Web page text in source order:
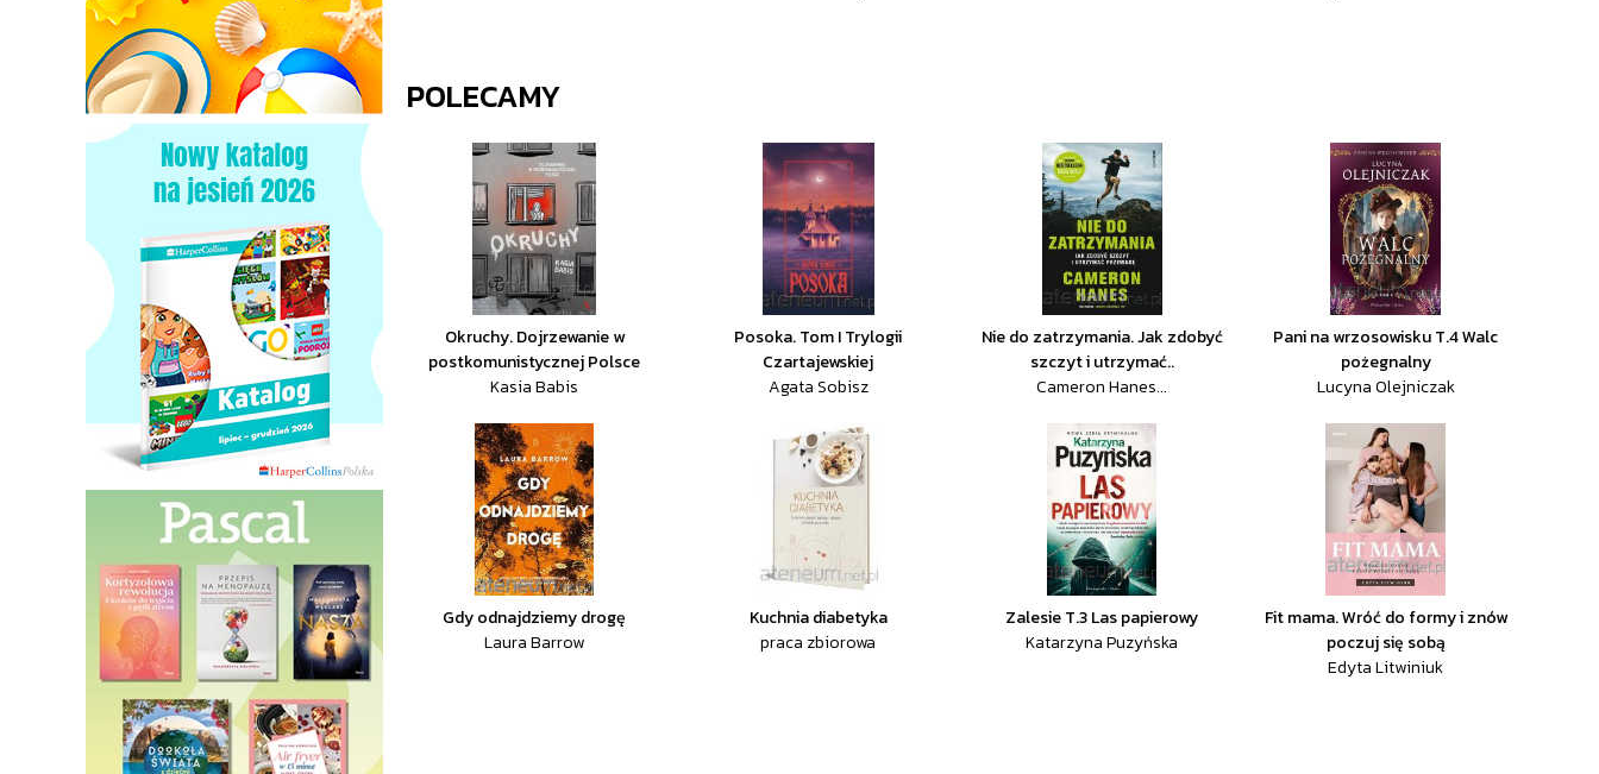
POLECAMY
Okruchy. Dojrzewanie w
postkomunistycznej Polsce
Kasia Babis
Posoka. Tom I Trylogii
Czartajewskiej
Agata Sobisz
Nie do zatrzymania. Jak zdobyć
szczyt i utrzymać..
Cameron Hanes...
Pani na wrzosowisku T.4 Walc
pożegnalny
Lucyna Olejniczak
Gdy odnajdziemy drogę
Laura Barrow
Kuchnia diabetyka
praca zbiorowa
Zalesie T.3 Las papierowy
Katarzyna Puzyńska
Fit mama. Wróć do formy i znów
poczuj się sobą
Edyta Litwiniuk